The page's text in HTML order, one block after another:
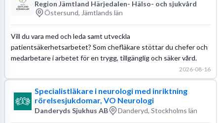
Region Jämtland Härjedalen- Hälso- och sjukvård
Östersund, Jämtlands län
Vill du vara med och leda samt utveckla
patientsäkerhetsarbetet? Som chefläkare stöttar du chefer och
medarbetare i arbetet för en trygg, tillgänglig och säker vård.
2026-08-16
Specialistläkare i neurologi med inriktning
rörelsesjukdomar, VO Neurologi
Danderyds Sjukhus AB Danderyd, Stockholms län